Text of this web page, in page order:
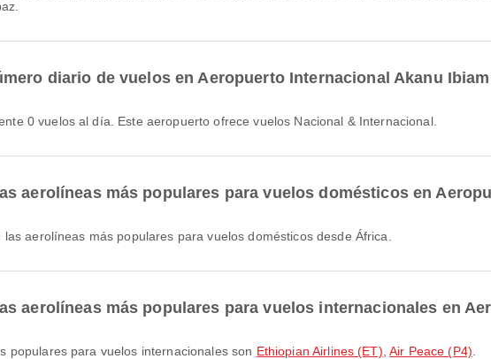
diario de vuelos en Aeropuerto Internacional Akanu
0 vuelos al día. Este aeropuerto ofrece vuelos Nacional & Internacional.
aerolíneas más populares para vuelos domésticos en
las aerolíneas más populares para vuelos domésticos desde África.
aerolíneas más populares para vuelos internacionales en
populares para vuelos internacionales son Ethiopian Airlines (ET) ,Air Peace (P4)